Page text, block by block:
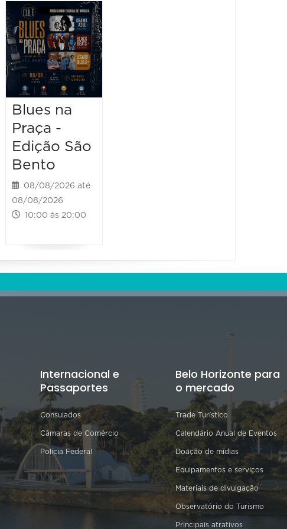
Blues na
Praça -
Edição São
Bento
08/08/2026 até
08/08/2026
10:00 às 20:00
Internacional e
Passaportes
Consulados
Câmaras de Comércio
Polícia Federal
Belo Horizonte para
o mercado
Trade Turístico
Calendário Anual de Eventos
Doação de mídias
Equipamentos e serviços
Materiais de divulgação
Observatório do Turismo
Principais atrativos